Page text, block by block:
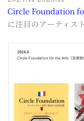
Circle Foundation
に注目のアーティス